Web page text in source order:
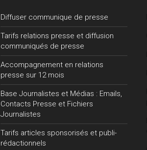
Diffuser communique de presse
Tarifs relations presse et diffusion
communiqués de presse
Accompagnement en relations
presse sur 12 mois
Base Journalistes et Médias : Emails,
Contacts Presse et Fichiers
Journalistes
Tarifs articles sponsorisés et publi-
rédactionnels